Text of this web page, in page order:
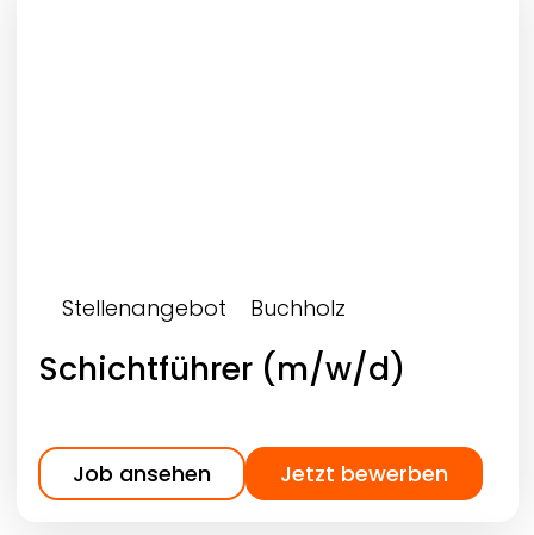
Stellenangebot Buchholz
Schichtführer (m/w/d)
Job ansehen Jetzt bewerben